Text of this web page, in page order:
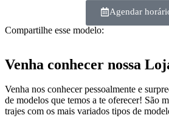
Agendar
Compartilhe esse modelo:
Venha conhecer nossa
Venha nos conhecer pessoalmente e
de modelos que temos a te oferecer! São
trajes com os mais variados tipos de